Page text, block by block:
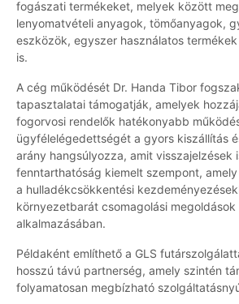
fogászati termékeket, melyek között
lenyomatvételi anyagok, tömőanyagok,
eszközök, egyszer használatos
is.
A cég működését Dr. Handa Tibor
tapasztalatai támogatják, amelyek
fogorvosi rendelők hatékonyabb
ügyfélelégedettségét a gyors kiszállítás
arány hangsúlyozza, amit visszajelzések
fenntarthatóság kiemelt szempont,
a hulladékcsökkentési
környezetbarát csomagolási megoldások
alkalmazásában.
Példaként említhető a GLS
hosszú távú partnerség, amely szintén
folyamatosan megbízható